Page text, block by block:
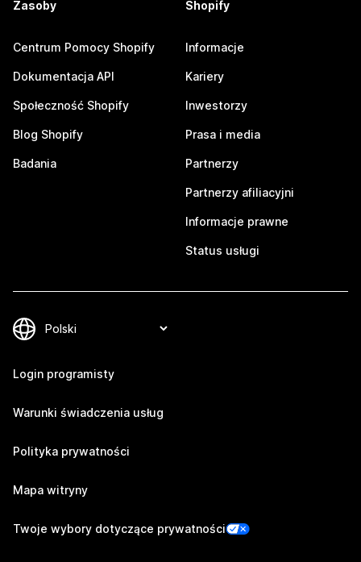
Zasoby
Centrum Pomocy Shopify
Dokumentacja API
Społeczność Shopify
Blog Shopify
Badania
Shopify
Informacje
Kariery
Inwestorzy
Prasa i media
Partnerzy
Partnerzy afiliacyjni
Informacje prawne
Status usługi
Login programisty
Warunki świadczenia usług
Polityka prywatności
Mapa witryny
Twoje wybory dotyczące prywatności